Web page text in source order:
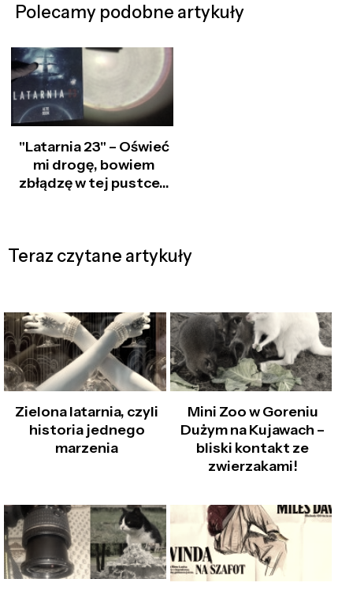
Polecamy podobne artykuły
"Latarnia 23" – Oświeć
mi drogę, bowiem
zbłądzę w tej pustce…
Teraz czytane artykuły
Zielona latarnia, czyli
historia jednego
marzenia
Mini Zoo w Goreniu
Dużym na Kujawach –
bliski kontakt ze
zwierzakami!